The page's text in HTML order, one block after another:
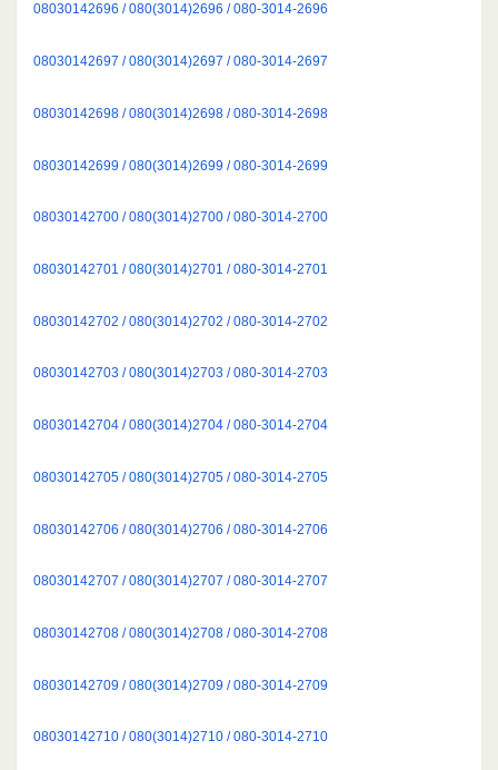
08030142696 / 080(3014)2696 / 080-3014-2696
08030142697 / 080(3014)2697 / 080-3014-2697
08030142698 / 080(3014)2698 / 080-3014-2698
08030142699 / 080(3014)2699 / 080-3014-2699
08030142700 / 080(3014)2700 / 080-3014-2700
08030142701 / 080(3014)2701 / 080-3014-2701
08030142702 / 080(3014)2702 / 080-3014-2702
08030142703 / 080(3014)2703 / 080-3014-2703
08030142704 / 080(3014)2704 / 080-3014-2704
08030142705 / 080(3014)2705 / 080-3014-2705
08030142706 / 080(3014)2706 / 080-3014-2706
08030142707 / 080(3014)2707 / 080-3014-2707
08030142708 / 080(3014)2708 / 080-3014-2708
08030142709 / 080(3014)2709 / 080-3014-2709
08030142710 / 080(3014)2710 / 080-3014-2710